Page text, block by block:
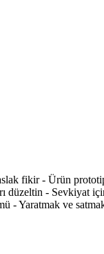
fikir - Ürün
düzeltin - Sevkiyat
- Yaratmak ve